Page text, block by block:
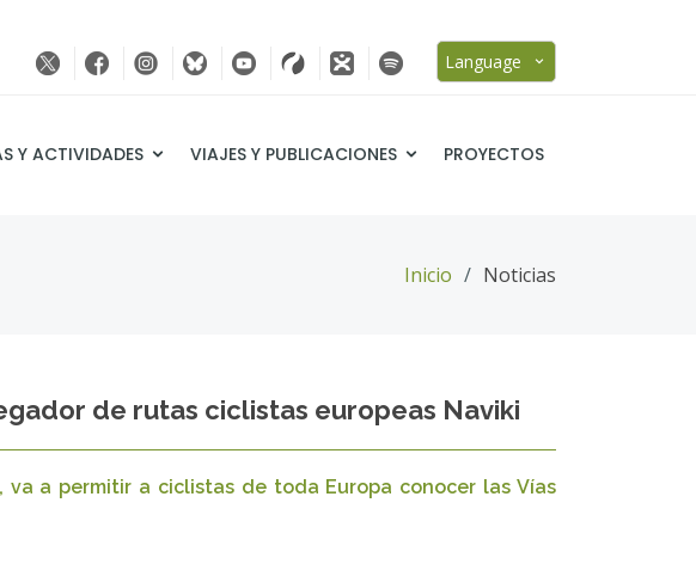
Language
Y ACTIVIDADES VIAJES Y PUBLICACIONES PROYECTOS
Inicio Noticias
de rutas ciclistas europeas Naviki
a permitir a ciclistas de toda Europa conocer las Vías